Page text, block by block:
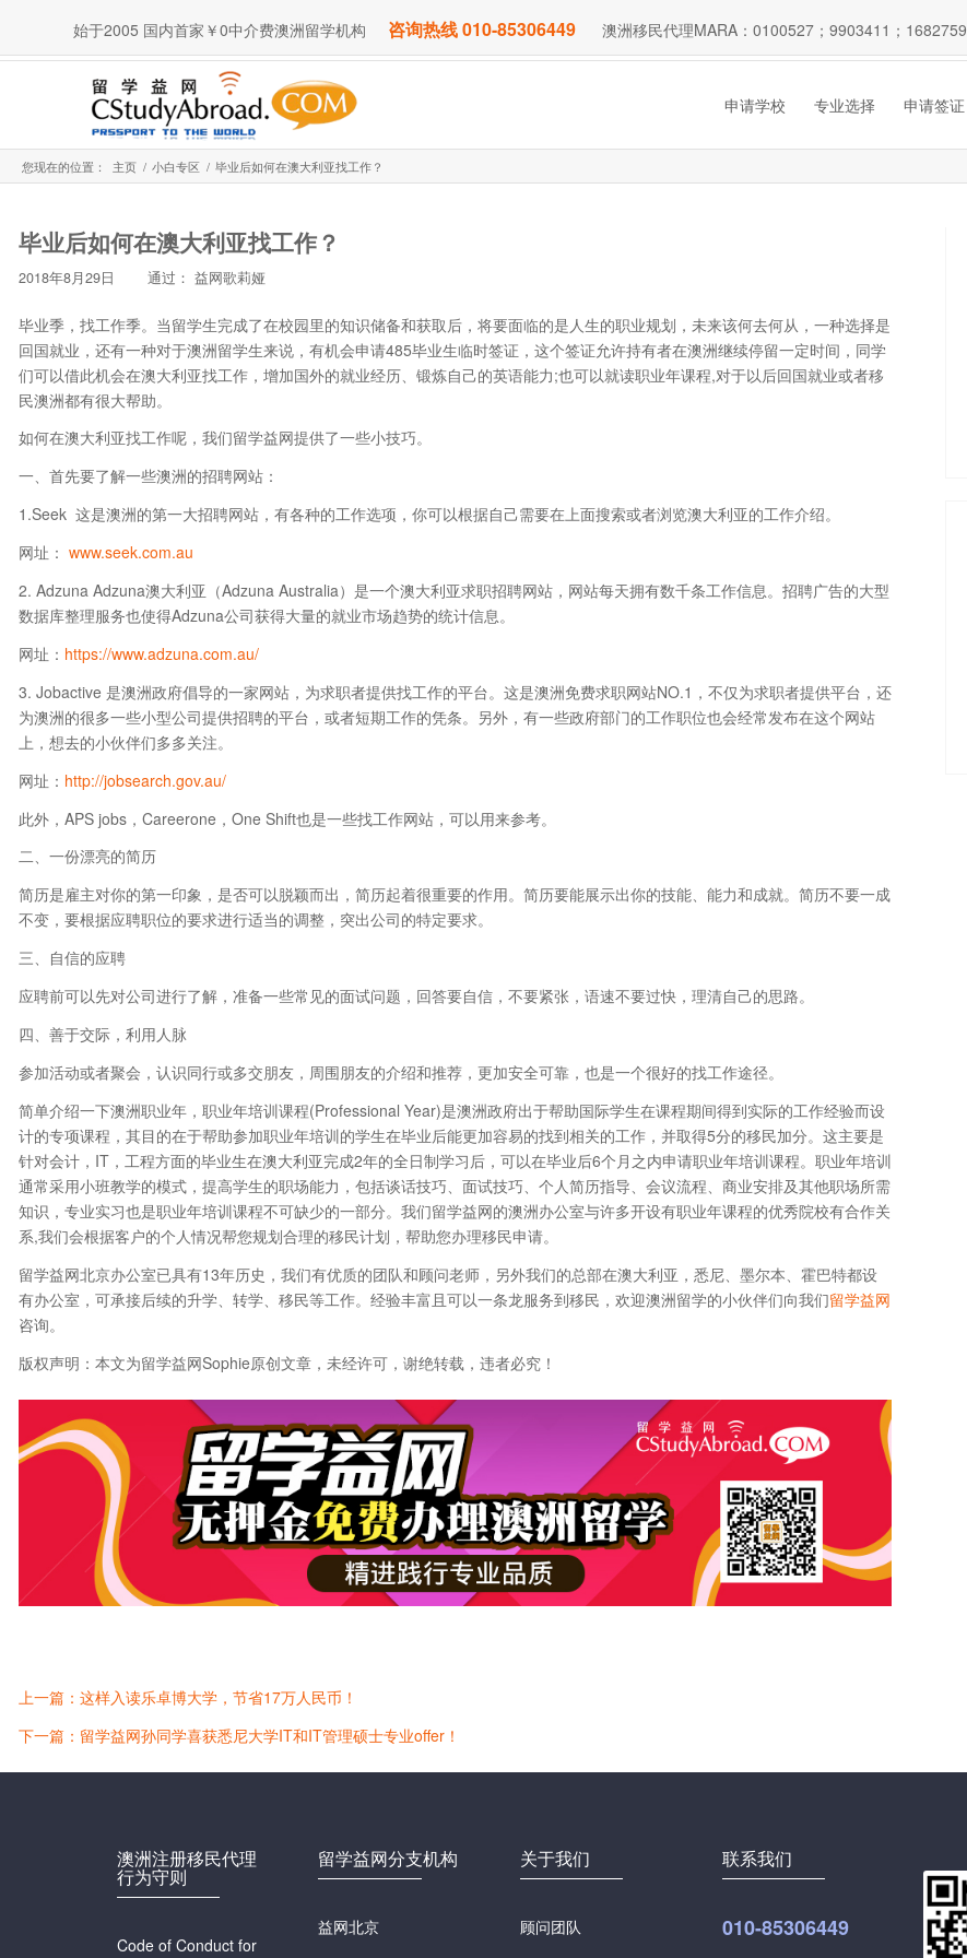
始于2005 国内首家￥0中介费澳洲留学机构 咨询热线 010-85306449 澳洲移民代理MARA：0100527；9903411；1682759
申请学校 专业选择 申请签证
您现在的位置： 主页 / 小白专区 / 毕业后如何在澳大利亚找工作？
毕业后如何在澳大利亚找工作？
2018年8月29日 通过： 益网歌莉娅
毕业季，找工作季。当留学生完成了在校园里的知识储备和获取后，将要面临的是人生的职业规划，未来该何去何从，一种选择是
回国就业，还有一种对于澳洲留学生来说，有机会申请485毕业生临时签证，这个签证允许持有者在澳洲继续停留一定时间，同学
们可以借此机会在澳大利亚找工作，增加国外的就业经历、锻炼自己的英语能力;也可以就读职业年课程,对于以后回国就业或者移
民澳洲都有很大帮助。
如何在澳大利亚找工作呢，我们留学益网提供了一些小技巧。
一、首先要了解一些澳洲的招聘网站：
1.Seek 这是澳洲的第一大招聘网站，有各种的工作选项，你可以根据自己需要在上面搜索或者浏览澳大利亚的工作介绍。
网址： www.seek.com.au
2. Adzuna Adzuna澳大利亚（Adzuna Australia）是一个澳大利亚求职招聘网站，网站每天拥有数千条工作信息。招聘广告的大型
数据库整理服务也使得Adzuna公司获得大量的就业市场趋势的统计信息。
网址： https://www.adzuna.com.au/
3. Jobactive 是澳洲政府倡导的一家网站，为求职者提供找工作的平台。这是澳洲免费求职网站NO.1，不仅为求职者提供平台，还
为澳洲的很多一些小型公司提供招聘的平台，或者短期工作的凭条。另外，有一些政府部门的工作职位也会经常发布在这个网站
上，想去的小伙伴们多多关注。
网址： http://jobsearch.gov.au/
此外，APS jobs，Careerone，One Shift也是一些找工作网站，可以用来参考。
二、一份漂亮的简历
简历是雇主对你的第一印象，是否可以脱颖而出，简历起着很重要的作用。简历要能展示出你的技能、能力和成就。简历不要一成
不变，要根据应聘职位的要求进行适当的调整，突出公司的特定要求。
三、自信的应聘
应聘前可以先对公司进行了解，准备一些常见的面试问题，回答要自信，不要紧张，语速不要过快，理清自己的思路。
四、善于交际，利用人脉
参加活动或者聚会，认识同行或多交朋友，周围朋友的介绍和推荐，更加安全可靠，也是一个很好的找工作途径。
简单介绍一下澳洲职业年，职业年培训课程(Professional Year)是澳洲政府出于帮助国际学生在课程期间得到实际的工作经验而设
计的专项课程，其目的在于帮助参加职业年培训的学生在毕业后能更加容易的找到相关的工作，并取得5分的移民加分。这主要是
针对会计，IT，工程方面的毕业生在澳大利亚完成2年的全日制学习后，可以在毕业后6个月之内申请职业年培训课程。职业年培训
通常采用小班教学的模式，提高学生的职场能力，包括谈话技巧、面试技巧、个人简历指导、会议流程、商业安排及其他职场所需
知识，专业实习也是职业年培训课程不可缺少的一部分。我们留学益网的澳洲办公室与许多开设有职业年课程的优秀院校有合作关
系,我们会根据客户的个人情况帮您规划合理的移民计划，帮助您办理移民申请。
留学益网北京办公室已具有13年历史，我们有优质的团队和顾问老师，另外我们的总部在澳大利亚，悉尼、墨尔本、霍巴特都设
有办公室，可承接后续的升学、转学、移民等工作。经验丰富且可以一条龙服务到移民，欢迎澳洲留学的小伙伴们向我们留学益网
咨询。
版权声明：本文为留学益网Sophie原创文章，未经许可，谢绝转载，违者必究！
上一篇：这样入读乐卓博大学，节省17万人民币！
下一篇：留学益网孙同学喜获悉尼大学IT和IT管理硕士专业offer！
澳洲注册移民代理
行为守则
Code of Conduct for
留学益网分支机构
益网北京
关于我们
顾问团队
联系我们
010-85306449